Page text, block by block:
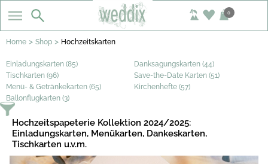
0
Home > Shop > Hochzeitskarten
Einladungskarten (85)
Danksagungskarten (44)
Tischkarten (96)
Save-the-Date Karten (51)
Menü- & Getränkekarten (65)
Kirchenhefte (57)
Ballonflugkarten (3)
Hochzeitspapeterie Kollektion 2024/2025:
Einladungskarten, Menükarten, Dankeskarten,
Tischkarten u.v.m.